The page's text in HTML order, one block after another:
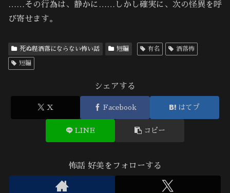
……その行為は、静かに……しかし確実に、次の怪異を呼
び寄せます。
死ぬ程洒落にならない怖い話 短編 有名 洒落怖
短編
シェアする
X Facebook はてブ
LINE コピー
怖話 好美をフォローする